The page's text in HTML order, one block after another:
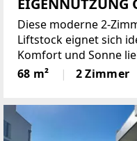
EIGENNUTZUNG
VERMIETUNG
Diese moderne 2-
Liftstock eignet sich
Komfort und Sonne
Essraum öffnet sich
Doppelflügeltür zum
68 m² 2 Zimmer